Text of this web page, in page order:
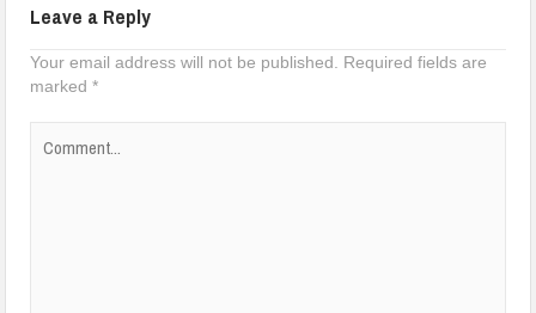
Leave a Reply
Your email address will not be published.
Required fields are
marked*